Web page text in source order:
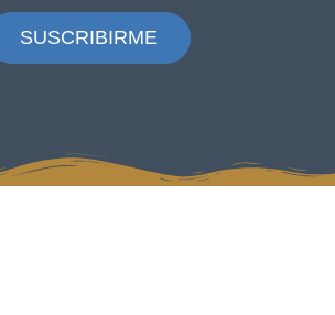
SUSCRIBIRME